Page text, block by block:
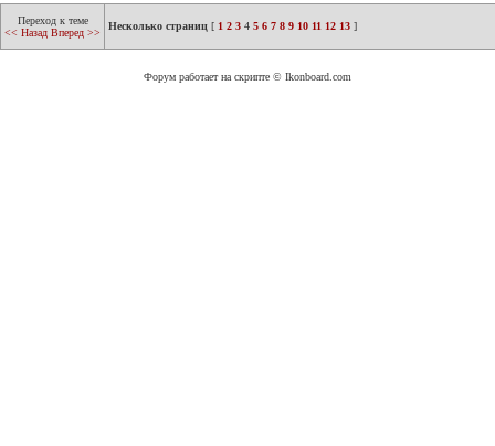
Переход к теме
<< Назад Вперед >>
Несколько страниц [ 1 2 3 4 5 6 7 8 9 10 11 12 13 ]
Форум работает на скрипте © Ikonboard.com